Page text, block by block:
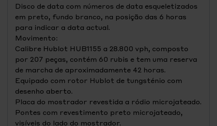
Disco de data com números de data esqueletizados
em preto, fundo branco, na posição das 6 horas
para indicar a data actual.
Movimento:
Calibre Hublot HUB1155 a 28.800 vph, composto
por 207 peças, contém 60 rubis e tem uma reserva
de marcha de aproximadamente 42 horas.
Equipado com rotor Hublot de tungsténio com
desenho aberto.
Placa do mostrador revestida a ródio microjateado.
Pontes com revestimento preto microjateado,
visíveis do lado do mostrador.